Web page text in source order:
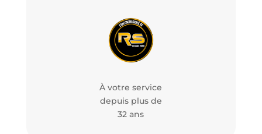
À votre service
depuis plus de
32 ans